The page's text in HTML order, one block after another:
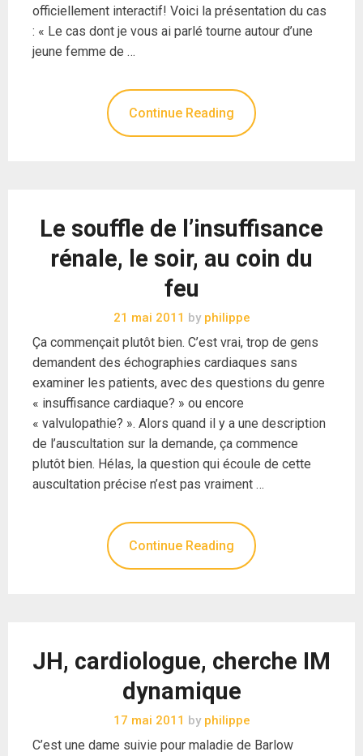
officiellement interactif! Voici la présentation du cas
: « Le cas dont je vous ai parlé tourne autour d’une
jeune femme de …
Continue Reading
Le souffle de l’insuffisance
rénale, le soir, au coin du
feu
21 mai 2011 byphilippe
Ça commençait plutôt bien. C’est vrai, trop de gens
demandent des échographies cardiaques sans
examiner les patients, avec des questions du genre
« insuffisance cardiaque? » ou encore
« valvulopathie? ». Alors quand il y a une description
de l’auscultation sur la demande, ça commence
plutôt bien. Hélas, la question qui écoule de cette
auscultation précise n’est pas vraiment …
Continue Reading
JH, cardiologue, cherche IM
dynamique
17 mai 2011 byphilippe
C’est une dame suivie pour maladie de Barlow